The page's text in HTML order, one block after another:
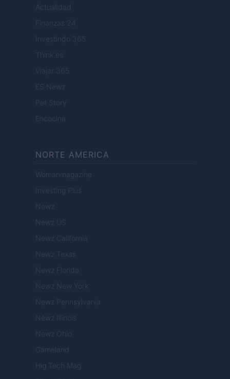
Actualidad
Finanzas 24
Investindo 365
Think.es
Viajar 365
ES Newz
Pet Story
Encocina
NORTE AMERICA
Womanmagazine
Investing Plus
Newz
Newz US
Newz California
Newz Texas
Newz Florida
Newz New York
Newz Pennsylvania
Newz Illinois
Newz Ohio
Gameland
Hig Tech Mag